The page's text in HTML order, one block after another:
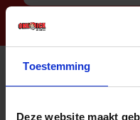
Toestemming
Deze website maakt
Informatie
Sitemap